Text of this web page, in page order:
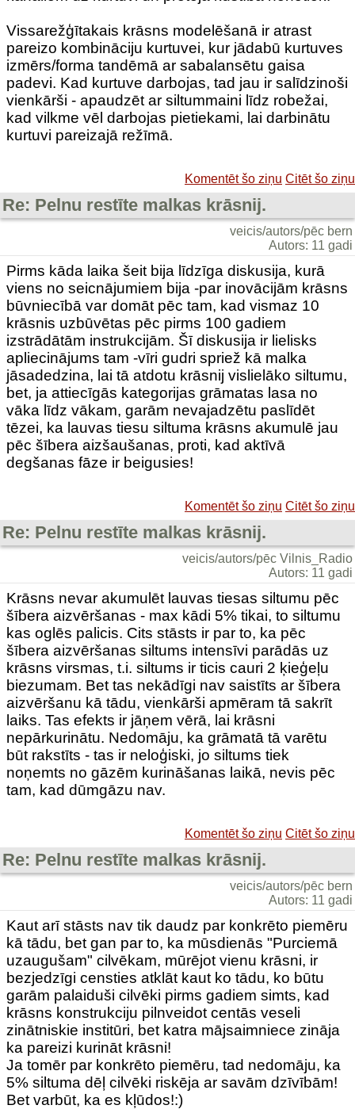
Vissarežģītakais krāsns modelēšanā ir atrast
pareizo kombināciju kurtuvei, kur jādabū kurtuves
izmērs/forma tandēmā ar sabalansētu gaisa
padevi. Kad kurtuve darbojas, tad jau ir salīdzinoši
vienkārši - apaudzēt ar siltummaini līdz robežai,
kad vilkme vēl darbojas pietiekami, lai darbinātu
kurtuvi pareizajā režīmā.
Komentēt šo ziņu Citēt šo ziņu
Re: Pelnu restīte malkas krāsnij.
veicis/autors/pēc bern
Autors: 11 gadi
Pirms kāda laika šeit bija līdzīga diskusija, kurā
viens no seicnājumiem bija -par inovācijām krāsns
būvniecībā var domāt pēc tam, kad vismaz 10
krāsnis uzbūvētas pēc pirms 100 gadiem
izstrādātām instrukcijām. Šī diskusija ir lielisks
apliecinājums tam -vīri gudri spriež kā malka
jāsadedzina, lai tā atdotu krāsnij vislielāko siltumu,
bet, ja attiecīgās kategorijas grāmatas lasa no
vāka līdz vākam, garām nevajadzētu paslīdēt
tēzei, ka lauvas tiesu siltuma krāsns akumulē jau
pēc šībera aizšaušanas, proti, kad aktīvā
degšanas fāze ir beigusies!
Komentēt šo ziņu Citēt šo ziņu
Re: Pelnu restīte malkas krāsnij.
veicis/autors/pēc Vilnis_Radio
Autors: 11 gadi
Krāsns nevar akumulēt lauvas tiesas siltumu pēc
šībera aizvēršanas - max kādi 5% tikai, to siltumu
kas oglēs palicis. Cits stāsts ir par to, ka pēc
šībera aizvēršanas siltums intensīvi parādās uz
krāsns virsmas, t.i. siltums ir ticis cauri 2 ķieģeļu
biezumam. Bet tas nekādīgi nav saistīts ar šībera
aizvēršanu kā tādu, vienkārši apmēram tā sakrīt
laiks. Tas efekts ir jāņem vērā, lai krāsni
nepārkurinātu. Nedomāju, ka grāmatā tā varētu
būt rakstīts - tas ir neloģiski, jo siltums tiek
noņemts no gāzēm kurināšanas laikā, nevis pēc
tam, kad dūmgāzu nav.
Komentēt šo ziņu Citēt šo ziņu
Re: Pelnu restīte malkas krāsnij.
veicis/autors/pēc bern
Autors: 11 gadi
Kaut arī stāsts nav tik daudz par konkrēto piemēru
kā tādu, bet gan par to, ka mūsdienās "Purciemā
uzaugušam" cilvēkam, mūrējot vienu krāsni, ir
bezjedzīgi censties atklāt kaut ko tādu, ko būtu
garām palaiduši cilvēki pirms gadiem simts, kad
krāsns konstrukciju pilnveidot centās veseli
zinātniskie institūri, bet katra mājsaimniece zināja
ka pareizi kurināt krāsni!
Ja tomēr par konkrēto piemēru, tad nedomāju, ka
5% siltuma dēļ cilvēki riskēja ar savām dzīvībām!
Bet varbūt, ka es kļūdos!:)